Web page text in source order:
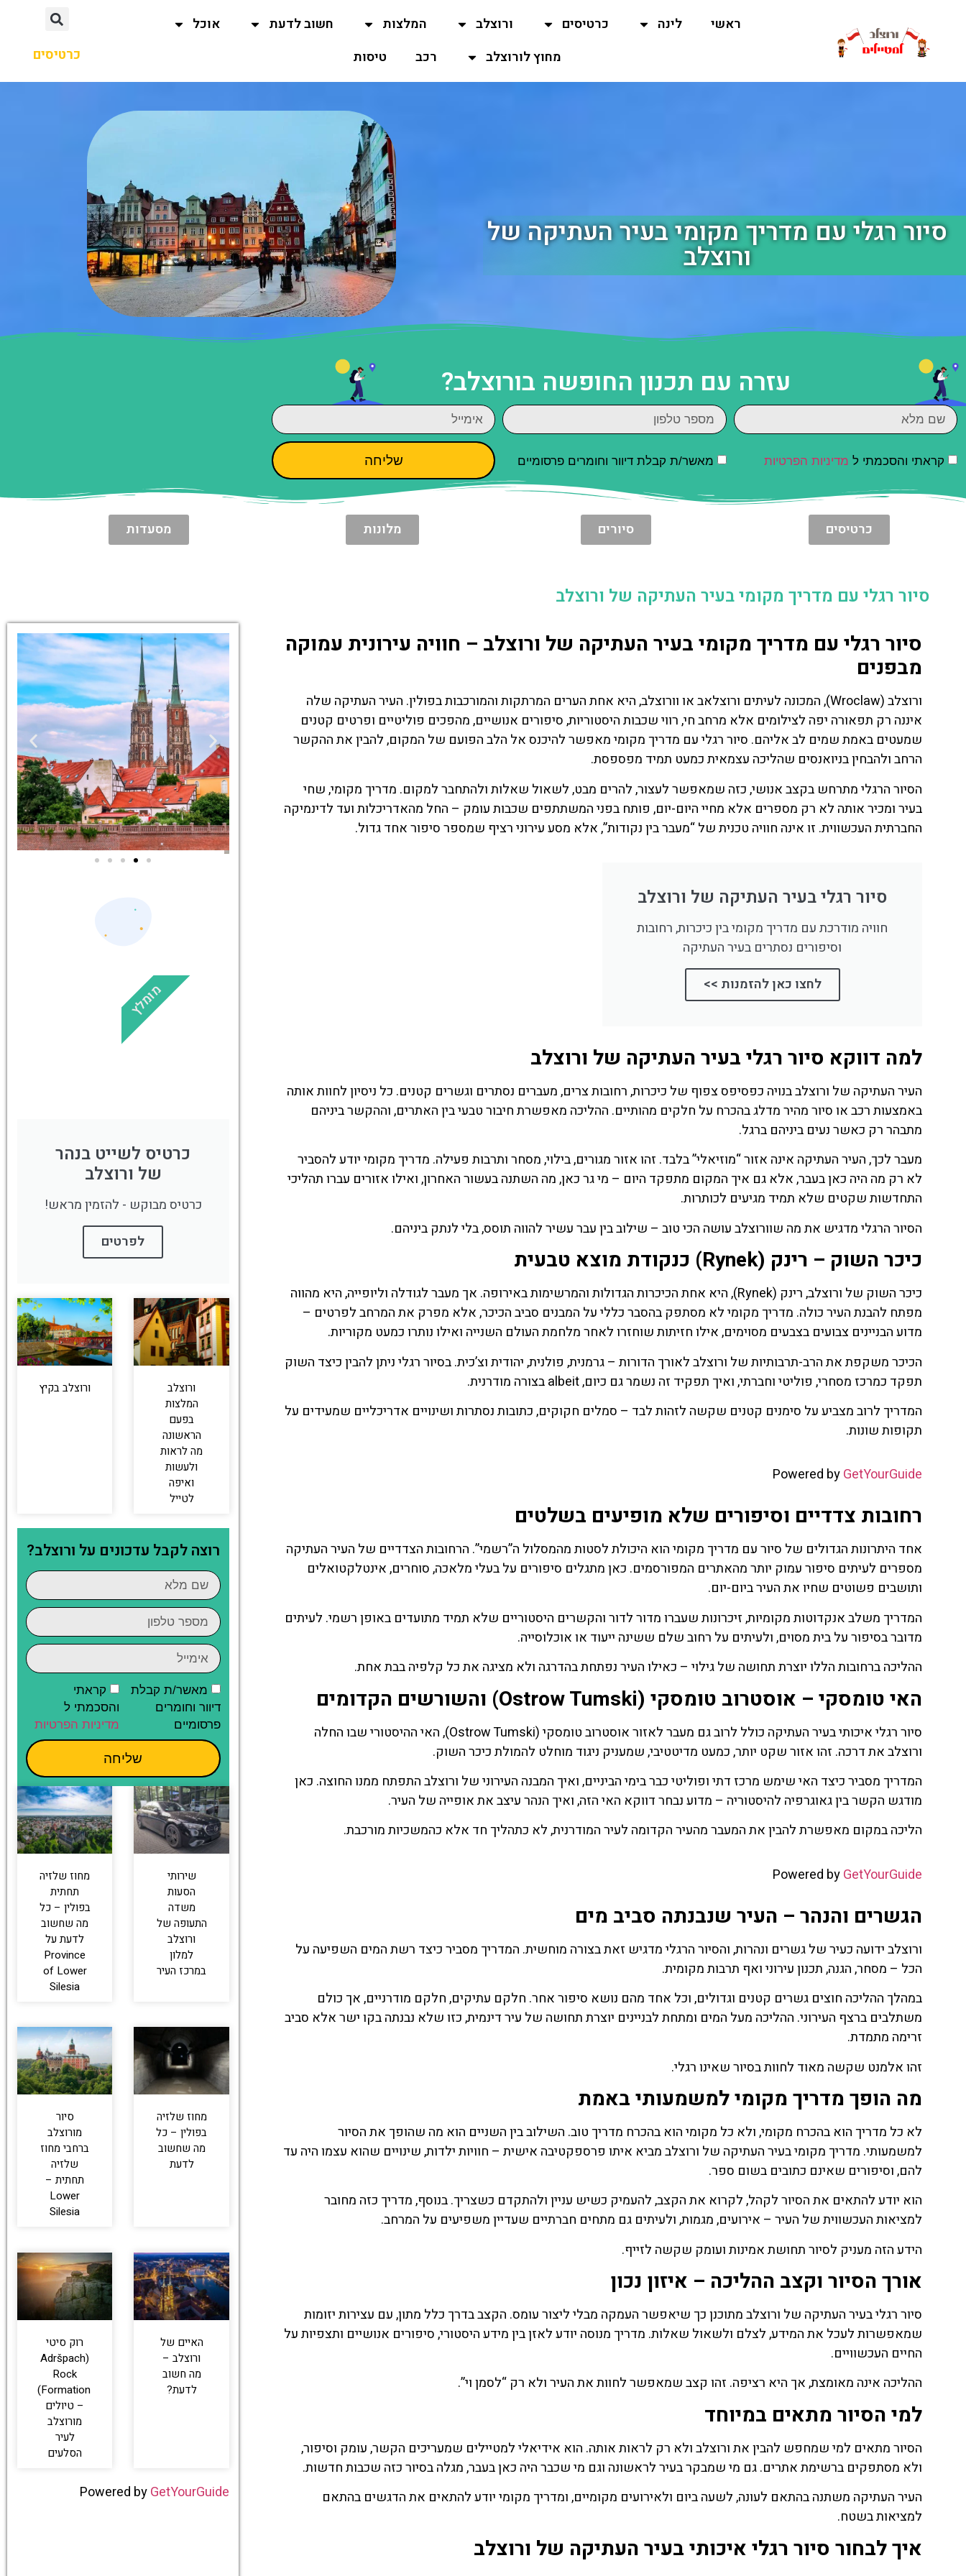
ראשי לינה כרטיסים ורוצלב המלצות חשוב לדעת
אוכל
מחוץ לורוצלב
רכב טיסות כרטיסים
סיור רגלי עם מדריך מקומי בעיר העתיקה של
ורוצלב
עזרה עם תכנון החופשה בורוצלב?
קראתי והסכמתי ל מדיניות הפרטיות מאשר/ת קבלת דיוור וחומרים פרסומיים שליחה
כרטיסים סיורים מלונות מסעדות
סיור רגלי עם מדריך מקומי בעיר העתיקה של ורוצלב
סיור רגלי עם מדריך מקומי בעיר העתיקה של ורוצלב – חוויה עירונית עמוקה
מבפנים
ורוצלב (Wroclaw), המכונה לעיתים ורוצלאב או וורוצלב, היא אחת הערים המרתקות והמורכבות בפולין. העיר העתיקה שלה
איננה רק תפאורה יפה לצילומים אלא מרחב חי, רווי שכבות היסטוריות, סיפורים אנושיים, מהפכים פוליטיים ופרטים קטנים
שמעטים באמת שמים לב אליהם. סיור רגלי עם מדריך מקומי מאפשר להיכנס אל הלב הפועם של המקום, להבין את ההקשר
הרחב ולהבחין בניואנסים שהליכה עצמאית כמעט תמיד מפספסת.
הסיור הרגלי מתרחש בקצב אנושי, כזה שמאפשר לעצור, להרים מבט, לשאול שאלות ולהתחבר למקום. מדריך מקומי, שחי
בעיר ומכיר אותה לא רק מספרים אלא מחיי היום-יום, פותח בפני המשתתפים שכבות עומק – החל מהאדריכלות ועד לדינמיקה
החברתית העכשווית. זו אינה חוויה טכנית של “מעבר בין נקודות”, אלא מסע עירוני רציף שמספר סיפור אחד גדול.
סיור רגלי בעיר העתיקה של ורוצלב
חוויה מודרכת עם מדריך מקומי בין כיכרות, רחובות
וסיפורים נסתרים בעיר העתיקה
לחצו כאן להזמנות >>
למה דווקא סיור רגלי בעיר העתיקה של ורוצלב
העיר העתיקה של ורוצלב בנויה כפסיפס צפוף של כיכרות, רחובות צרים, מעברים נסתרים וגשרים קטנים. כל ניסיון לחוות אותה
באמצעות רכב או סיור מהיר מדלג בהכרח על חלקים מהותיים. ההליכה מאפשרת חיבור טבעי בין האתרים, וההקשר ביניהם
מתבהר רק כאשר נעים ביניהם ברגל.
מעבר לכך, העיר העתיקה אינה אזור “מוזיאלי” בלבד. זהו אזור מגורים, בילוי, מסחר ותרבות פעילה. מדריך מקומי יודע להסביר
לא רק מה היה כאן בעבר, אלא גם איך המקום מתפקד היום – מי גר כאן, מה השתנה בעשור האחרון, ואילו אזורים עברו תהליכי
התחדשות שקטים שלא תמיד מגיעים לכותרות.
הסיור הרגלי מדגיש את מה שוורוצלב עושה הכי טוב – שילוב בין עבר עשיר להווה תוסס, בלי לנתק ביניהם.
כיכר השוק – רינק (Rynek) כנקודת מוצא טבעית
כיכר השוק של ורוצלב, רינק (Rynek), היא אחת הכיכרות הגדולות והמרשימות באירופה. אך מעבר לגודלה וליופייה, היא מהווה
מפתח להבנת העיר כולה. מדריך מקומי לא מסתפק בהסבר כללי על המבנים סביב הכיכר, אלא מפרק את המרחב לפרטים –
מדוע הבניינים צבועים בצבעים מסוימים, אילו חזיתות שוחזרו לאחר מלחמת העולם השנייה ואילו נותרו כמעט מקוריות.
הכיכר משקפת את הרב-תרבותיות של ורוצלב לאורך הדורות – גרמנית, פולנית, יהודית וצ’כית. בסיור רגלי ניתן להבין כיצד השוק
תפקד כמרכז מסחרי, פוליטי וחברתי, ואיך תפקיד זה נשמר גם כיום, albeit בצורה מודרנית.
המדריך לרוב מצביע על סימנים קטנים שקשה לזהות לבד – סמלים חקוקים, כתובות נסתרות ושינויים אדריכליים שמעידים על
תקופות שונות.
Powered byGetYourGuide
רחובות צדדיים וסיפורים שלא מופיעים בשלטים
אחד היתרונות הגדולים של סיור עם מדריך מקומי הוא היכולת לסטות מהמסלול ה”רשמי”. הרחובות הצדדיים של העיר העתיקה
מספרים לעיתים סיפור עמוק יותר מהאתרים המפורסמים. כאן מתגלים סיפורים על בעלי מלאכה, סוחרים, אינטלקטואלים
ותושבים פשוטים שחיו את העיר ביום-יום.
המדריך משלב אנקדוטות מקומיות, זיכרונות שעברו מדור לדור והקשרים היסטוריים שלא תמיד מתועדים באופן רשמי. לעיתים
מדובר בסיפור על בית מסוים, ולעיתים על רחוב שלם ששינה ייעוד או אוכלוסייה.
ההליכה ברחובות הללו יוצרת תחושה של גילוי – כאילו העיר נפתחת בהדרגה ולא מציגה את כל קלפיה בבת אחת.
האי טומסקי – אוסטרוב טומסקי (Ostrow Tumski) והשורשים הקדומים
סיור רגלי איכותי בעיר העתיקה כולל לרוב גם מעבר לאזור אוסטרוב טומסקי (Ostrow Tumski), האי ההיסטורי שבו החלה
ורוצלב את דרכה. זהו אזור שקט יותר, כמעט מדיטטיבי, שמעניק ניגוד מוחלט להמולת כיכר השוק.
המדריך מסביר כיצד האי שימש מרכז דתי ופוליטי כבר בימי הביניים, ואיך המבנה העירוני של ורוצלב התפתח ממנו החוצה. כאן
מודגש הקשר בין גאוגרפיה להיסטוריה – מדוע נבחר דווקא האי הזה, ואיך הנהר עיצב את אופייה של העיר.
הליכה במקום מאפשרת להבין את המעבר מהעיר הקדומה לעיר המודרנית, לא כתהליך חד אלא כהמשכיות מורכבת.
Powered byGetYourGuide
הגשרים והנהר – העיר שנבנתה סביב מים
ורוצלב ידועה כעיר של גשרים ונהרות, והסיור הרגלי מדגיש זאת בצורה מוחשית. המדריך מסביר כיצד רשת המים השפיעה על
הכל – מסחר, הגנה, תכנון עירוני ואף תרבות מקומית.
במהלך ההליכה חוצים גשרים קטנים וגדולים, וכל אחד מהם נושא סיפור אחר. חלקם עתיקים, חלקם מודרניים, אך כולם
משתלבים ברצף העירוני. ההליכה מעל המים ומתחת לבניינים יוצרת תחושה של עיר דינמית, כזו שלא נבנתה בקו ישר אלא סביב
זרימה מתמדת.
זהו אלמנט שקשה מאוד לחוות בסיור שאינו רגלי.
מה הופך מדריך מקומי למשמעותי באמת
לא כל מדריך הוא בהכרח מקומי, ולא כל מקומי הוא בהכרח מדריך טוב. השילוב בין השניים הוא מה שהופך את הסיור
למשמעותי. מדריך מקומי בעיר העתיקה של ורוצלב מביא איתו פרספקטיבה אישית – חוויות ילדות, שינויים שהוא עצמו היה עד
להם, וסיפורים שאינם כתובים בשום ספר.
הוא יודע להתאים את הסיור לקהל, לקרוא את הקצב, להעמיק כשיש עניין ולהתקדם כשצריך. בנוסף, מדריך כזה מחובר
למציאות העכשווית של העיר – אירועים, מגמות, ולעיתים גם מתחים חברתיים שעדיין משפיעים על המרחב.
הידע הזה מעניק לסיור תחושת אמינות ועומק שקשה לזייף.
אורך הסיור וקצב ההליכה – איזון נכון
סיור רגלי בעיר העתיקה של ורוצלב מתוכנן כך שיאפשר העמקה מבלי ליצור עומס. הקצב בדרך כלל מתון, עם עצירות יזומות
שמאפשרות לעכל את המידע, לצלם ולשאול שאלות. מדריך מנוסה יודע לאזן בין מידע היסטורי, סיפורים אנושיים ותצפיות על
החיים העכשוויים.
ההליכה אינה מאומצת, אך היא רציפה. זהו קצב שמאפשר לחוות את העיר ולא רק “לסמן וי”.
למי הסיור מתאים במיוחד
הסיור מתאים למי שמחפש להבין את ורוצלב ולא רק לראות אותה. הוא אידיאלי למטיילים שמעריכים הקשר, עומק וסיפור,
ולא מסתפקים ברשימת אתרים. גם מי שמבקר בעיר לראשונה וגם מי שכבר היה כאן בעבר, מגלה בסיור כזה שכבות חדשות.
העיר העתיקה משתנה בהתאם לעונה, לשעה ביום ולאירועים מקומיים, ומדריך מקומי יודע להתאים את הדגשים בהתאם
למציאות בשטח.
איך לבחור סיור רגלי איכותי בעיר העתיקה של ורוצלב
טיסות
מציאת
טיסה זולה?
לחצו
פה!
הדרכה מקצועית
ואינפורמטיבית
לחצו פה!
כרטיס לשייט בנהר
של ורוצלב
כרטיס מבוקש - להזמין מראש!
לפרטים
מומלץ
ורוצלב
המלצות
בפעם
הראשונה
מה לראות
ולעשות
ואיפה
לטייל
ורוצלב בקיץ
רוצה לקבל עדכונים על ורוצלב?
מאשר/ת קבלת
דיוור וחומרים
פרסומיים
קראתי
והסכמתי ל
מדיניות הפרטיות
שליחה
שירותי
הסעות
משדה
התעופה של
ורוצלב
למלון
במרכז העיר
מחוז שלזיה
תחתית
בפולין – כל
מה שחשוב
לדעת על
Province
of Lower
Silesia
מחוז שלזיה
בפולין – כל
מה שחשוב
לדעת
סיור
מורוצלב
ברחבי מחוז
שלזיה
תחתית –
Lower
Silesia
האיים של
ורוצלב –
מה חשוב
לדעת?
רוק סיטי
(Adršpach
Rock
Formation)
– טיולים
מורוצלב
לעיר
הסלעים
Powered byGetYourGuide